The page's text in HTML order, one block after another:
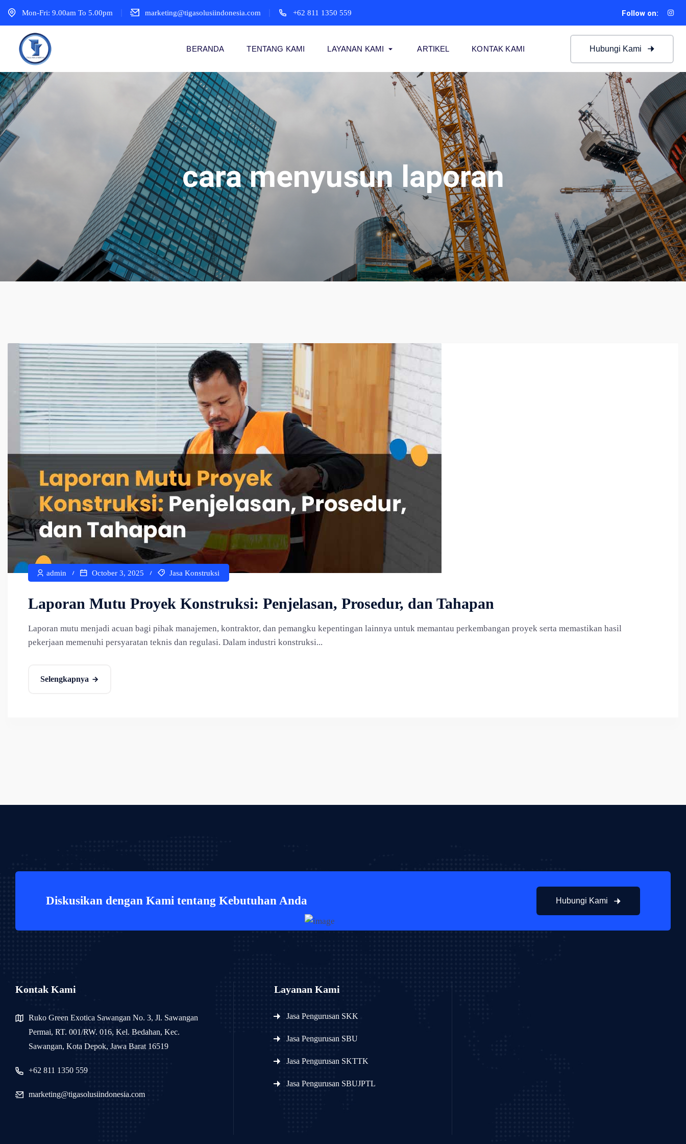
Mon-Fri: 9.00am To 5.00pm marketing@tigasolusiindonesia.com +62 811 1350 559 Follow on:
BERANDA TENTANG KAMI LAYANAN KAMI ARTIKEL KONTAK KAMI Hubungi Kami
cara menyusun laporan
admin October 3, 2025 Jasa Konstruksi
Laporan Mutu Proyek Konstruksi: Penjelasan, Prosedur, dan Tahapan
Laporan mutu menjadi acuan bagi pihak manajemen, kontraktor, dan pemangku kepentingan lainnya untuk memantau perkembangan proyek serta memastikan hasil
pekerjaan memenuhi persyaratan teknis dan regulasi. Dalam industri konstruksi...
Selengkapnya
Diskusikan dengan Kami tentang Kebutuhan Anda Hubungi Kami
Kontak Kami
Ruko Green Exotica Sawangan No. 3, Jl. Sawangan
Permai, RT. 001/RW. 016, Kel. Bedahan, Kec.
Sawangan, Kota Depok, Jawa Barat 16519
+62 811 1350 559
marketing@tigasolusiindonesia.com
Layanan Kami
Jasa Pengurusan SKK
Jasa Pengurusan SBU
Jasa Pengurusan SKTTK
Jasa Pengurusan SBUJPTL